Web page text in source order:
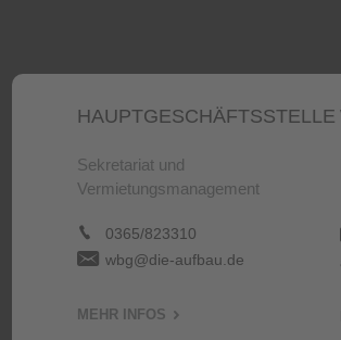
HAUPTGESCHÄFTSSTELLE
Sekretariat und
Vermietungsmanagement
0365/823310
wbg@die-aufbau.de
MEHR INFOS